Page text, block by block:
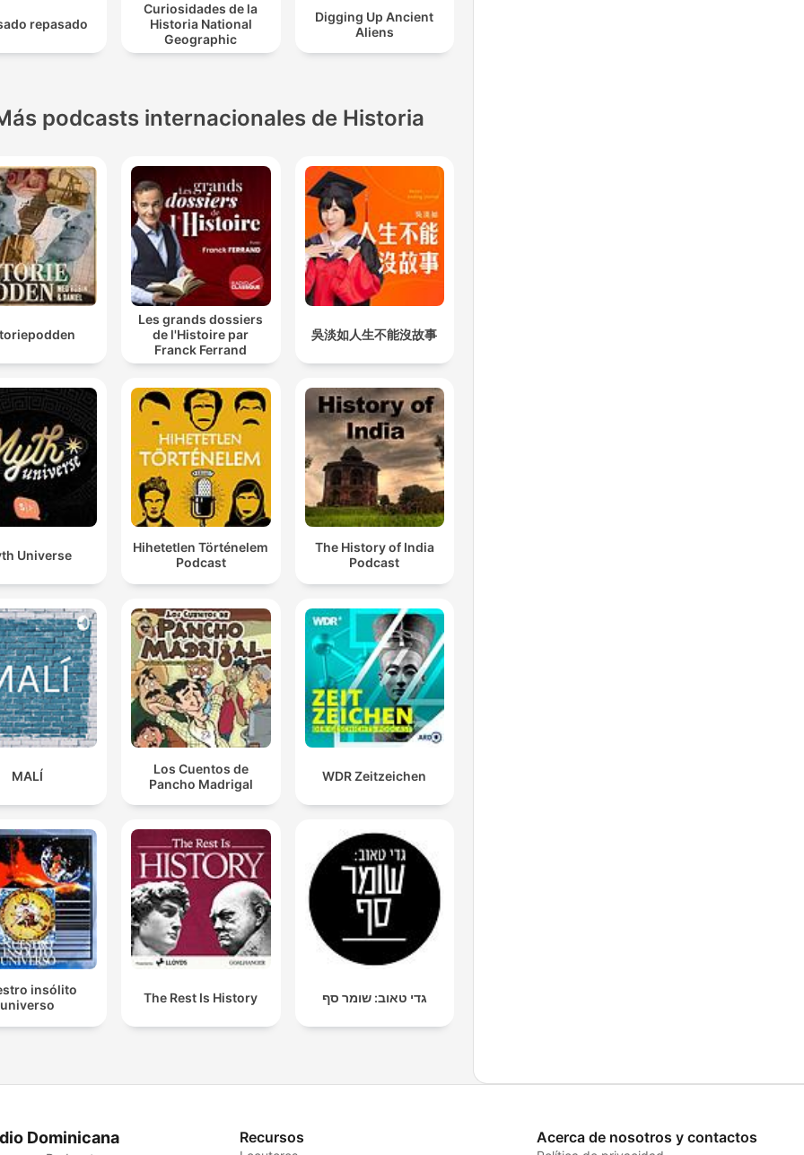
repasado
Curiosidades de la
Historia National
Geographic
Digging Up Ancient
Aliens
podcasts internacionales de Historia
Les grands dossiers
de l'Histoire par
Franck Ferrand
吳淡如人生不能沒故事
Universe
Hihetetlen Történelem
Podcast
The History of India
Podcast
MALÍ
Los Cuentos de
Pancho Madrigal
WDR Zeitzeichen
insólito
universo
The Rest Is History גדי טאוב: שומר סף
Dominicana Recursos Acerca de nosotros y contactos